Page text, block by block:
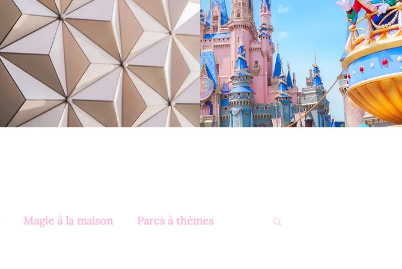
Magie à la maison Parcs à thèmes